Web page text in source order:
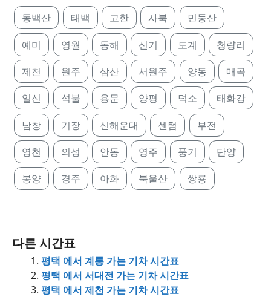
동백산 태백 고한 사북 민둥산
예미 영월 동해 신기 도계 청량리
제천 원주 삼산 서원주 양동 매곡
일신 석불 용문 양평 덕소 태화강
남창 기장 신해운대 센텀 부전
영천 의성 안동 영주 풍기 단양
봉양 경주 아화 북울산 쌍룡
다른 시간표
평택 에서 계룡 가는 기차 시간표
평택 에서 서대전 가는 기차 시간표
평택 에서 제천 가는 기차 시간표